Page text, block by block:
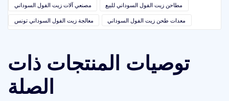
مصنعي آلات زيت الفول السوداني
مطاحن زيت الفول السوداني للبيع
معالجة زيت الفول السوداني تونس
معدات طحن زيت الفول السوداني
توصيات المنتجات ذات
الصلة